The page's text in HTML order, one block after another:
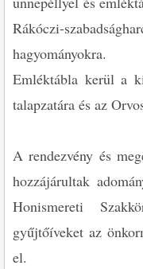
Rákóczi-
hagyományokra.
Emléktábla kerül a
talapzatára és az
A rendezvény és
hozzájárultak
Honismereti
gyűjtőíveket az
el.